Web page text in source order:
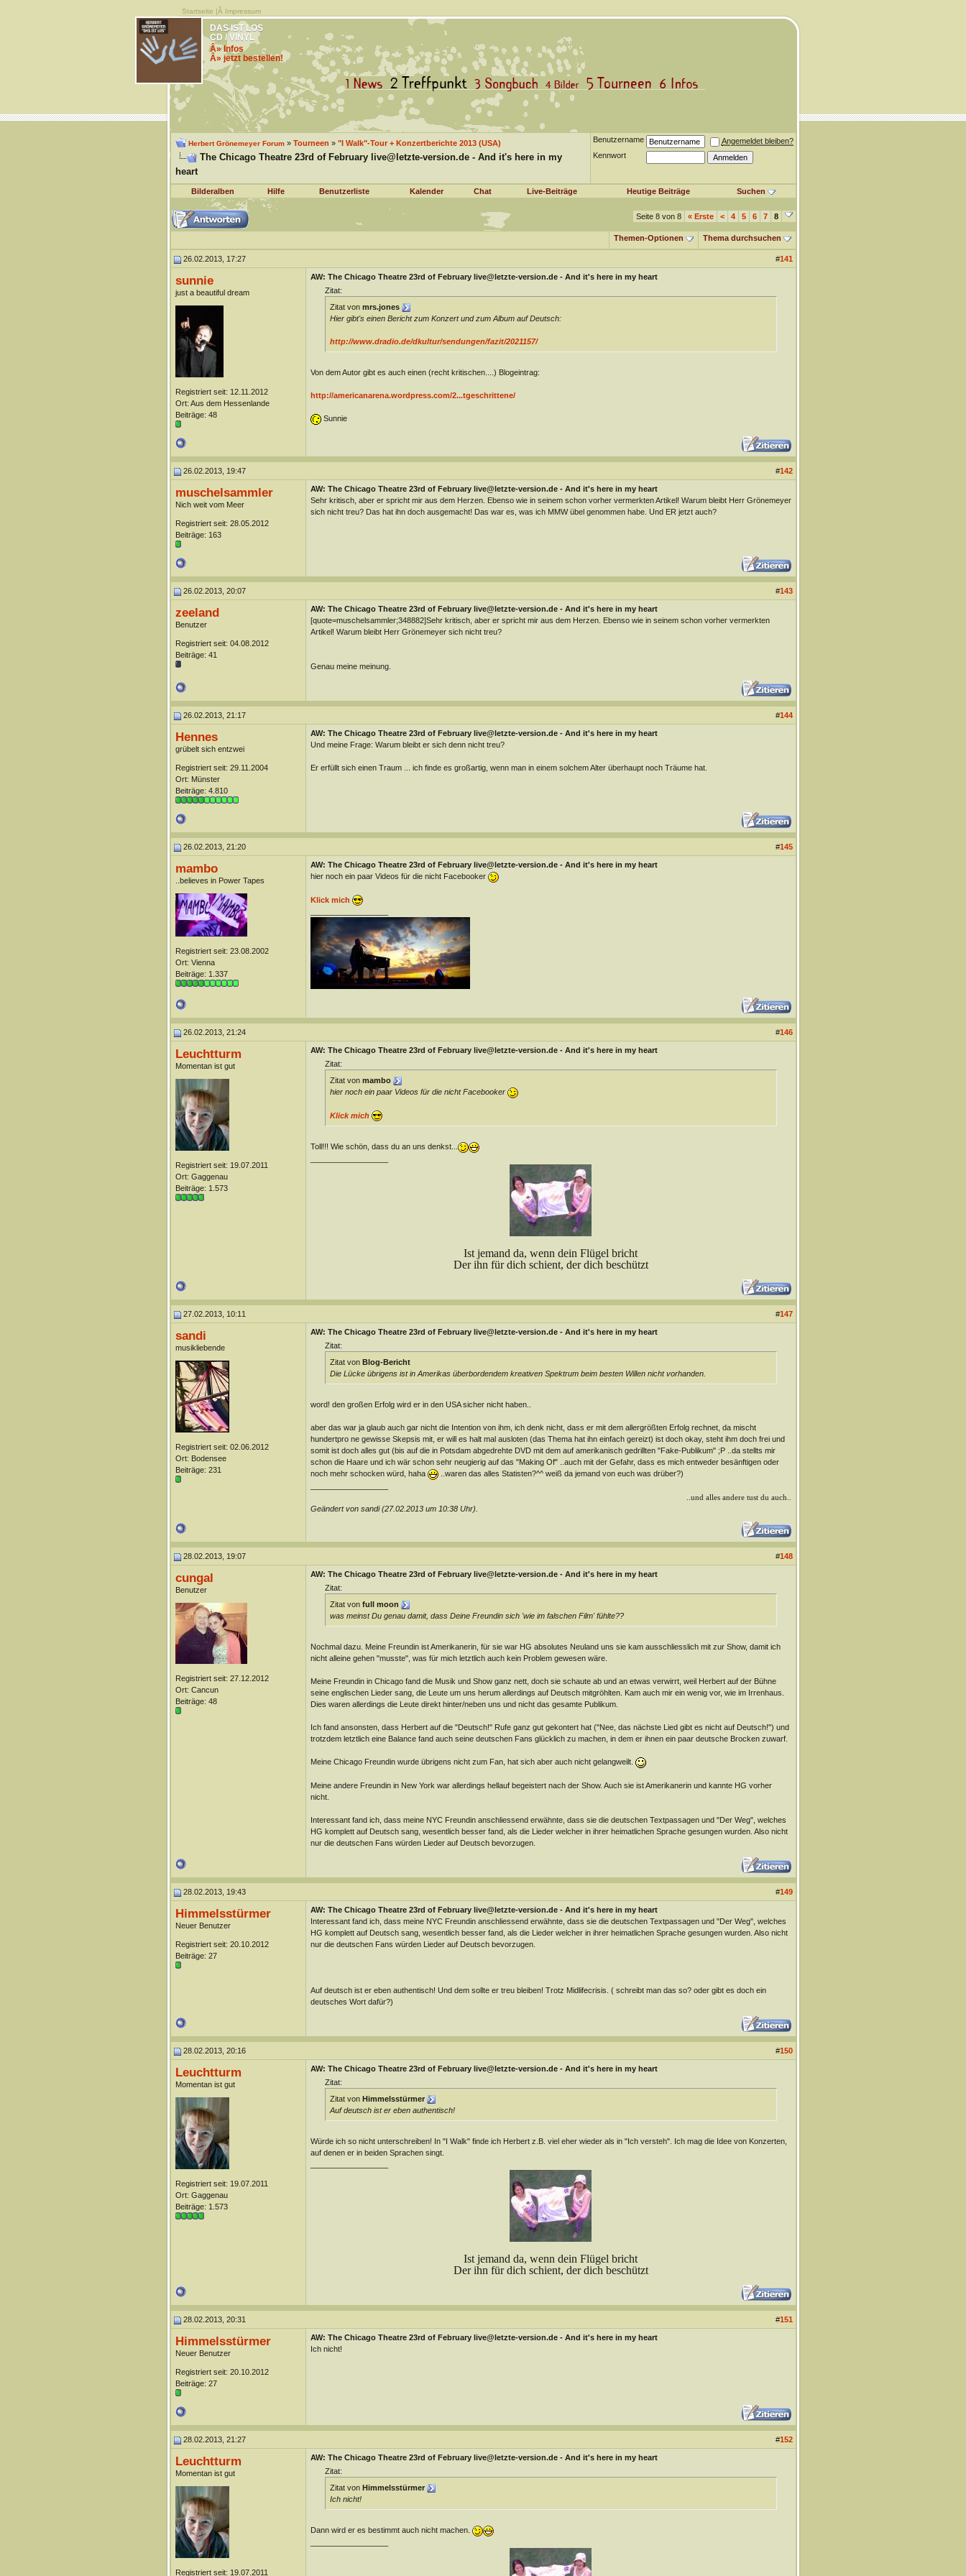
Startseite |Â Impressum
DAS IST LOS
CD / VINYL
Â» Infos
Â» jetzt bestellen!
Herbert Grönemeyer Forum» Tourneen » "I Walk"-Tour + Konzertberichte 2013 (USA)
The Chicago Theatre 23rd of February live@letzte-version.de - And it's here in my
heart
Benutzername
Angemeldet bleiben?
Kennwort
Bilderalben Hilfe Benutzerliste Kalender Chat Live-Beiträge Heutige Beiträge Suchen
Seite 8 von 8 «Erste < 4 5 6 7 8
Themen-Optionen Thema durchsuchen
26.02.2013, 17:27 #141
sunnie
just a beautiful dream
Registriert seit: 12.11.2012
Ort: Aus dem Hessenlande
Beiträge: 48
AW: The Chicago Theatre 23rd of February live@letzte-version.de - And it's here in my heart
Zitat:
Zitat von mrs.jones
Hier gibt's einen Bericht zum Konzert und zum Album auf Deutsch:
http://www.dradio.de/dkultur/sendungen/fazit/2021157/
Von dem Autor gibt es auch einen (recht kritischen....) Blogeintrag:
http://americanarena.wordpress.com/2...tgeschrittene/
Sunnie
26.02.2013, 19:47 #142
muschelsammler
Nich weit vom Meer
Registriert seit: 28.05.2012
Beiträge: 163
AW: The Chicago Theatre 23rd of February live@letzte-version.de - And it's here in my heart
Sehr kritisch, aber er spricht mir aus dem Herzen. Ebenso wie in seinem schon vorher vermerkten Artikel! Warum bleibt Herr Grönemeyer
sich nicht treu? Das hat ihn doch ausgemacht! Das war es, was ich MMW übel genommen habe. Und ER jetzt auch?
26.02.2013, 20:07 #143
zeeland
Benutzer
Registriert seit: 04.08.2012
Beiträge: 41
AW: The Chicago Theatre 23rd of February live@letzte-version.de - And it's here in my heart
[quote=muschelsammler;348882]Sehr kritisch, aber er spricht mir aus dem Herzen. Ebenso wie in seinem schon vorher vermerkten
Artikel! Warum bleibt Herr Grönemeyer sich nicht treu?
Genau meine meinung.
26.02.2013, 21:17 #144
Hennes
grübelt sich entzwei
Registriert seit: 29.11.2004
Ort: Münster
Beiträge: 4.810
AW: The Chicago Theatre 23rd of February live@letzte-version.de - And it's here in my heart
Und meine Frage: Warum bleibt er sich denn nicht treu?
Er erfüllt sich einen Traum ... ich finde es großartig, wenn man in einem solchem Alter überhaupt noch Träume hat.
26.02.2013, 21:20 #145
mambo
..believes in Power Tapes
Registriert seit: 23.08.2002
Ort: Vienna
Beiträge: 1.337
AW: The Chicago Theatre 23rd of February live@letzte-version.de - And it's here in my heart
hier noch ein paar Videos für die nicht Facebooker
Klick mich
26.02.2013, 21:24 #146
Leuchtturm
Momentan ist gut
Registriert seit: 19.07.2011
Ort: Gaggenau
Beiträge: 1.573
AW: The Chicago Theatre 23rd of February live@letzte-version.de - And it's here in my heart
Zitat:
Zitat von mambo
hier noch ein paar Videos für die nicht Facebooker
Klick mich
Toll!!! Wie schön, dass du an uns denkst...
Ist jemand da, wenn dein Flügel bricht
Der ihn für dich schient, der dich beschützt
27.02.2013, 10:11 #147
sandi
musikliebende
Registriert seit: 02.06.2012
Ort: Bodensee
Beiträge: 231
AW: The Chicago Theatre 23rd of February live@letzte-version.de - And it's here in my heart
Zitat:
Zitat von Blog-Bericht
Die Lücke übrigens ist in Amerikas überbordendem kreativen Spektrum beim besten Willen nicht vorhanden.
word! den großen Erfolg wird er in den USA sicher nicht haben..
aber das war ja glaub auch gar nicht die Intention von ihm, ich denk nicht, dass er mit dem allergrößten Erfolg rechnet, da mischt
hundertpro ne gewisse Skepsis mit, er will es halt mal ausloten (das Thema hat ihn einfach gereizt) ist doch okay, steht ihm doch frei und
somit ist doch alles gut (bis auf die in Potsdam abgedrehte DVD mit dem auf amerikanisch gedrillten "Fake-Publikum" ;P ..da stellts mir
schon die Haare und ich wär schon sehr neugierig auf das "Making Of" ..auch mit der Gefahr, dass es mich entweder besänftigen oder
noch mehr schocken würd, haha
..waren das alles Statisten?^^ weiß da jemand von euch was drüber?)
..und alles andere tust du auch..
Geändert von sandi (27.02.2013 um 10:38Uhr).
28.02.2013, 19:07 #148
cungal
Benutzer
Registriert seit: 27.12.2012
Ort: Cancun
Beiträge: 48
AW: The Chicago Theatre 23rd of February live@letzte-version.de - And it's here in my heart
Zitat:
Zitat von full moon
was meinst Du genau damit, dass Deine Freundin sich 'wie im falschen Film' fühlte??
Nochmal dazu. Meine Freundin ist Amerikanerin, für sie war HG absolutes Neuland uns sie kam ausschliesslich mit zur Show, damit ich
nicht alleine gehen "musste", was für mich letztlich auch kein Problem gewesen wäre.
Meine Freundin in Chicago fand die Musik und Show ganz nett, doch sie schaute ab und an etwas verwirrt, weil Herbert auf der Bühne
seine englischen Lieder sang, die Leute um uns herum allerdings auf Deutsch mitgröhlten. Kam auch mir ein wenig vor, wie im Irrenhaus.
Dies waren allerdings die Leute direkt hinter/neben uns und nicht das gesamte Publikum.
Ich fand ansonsten, dass Herbert auf die "Deutsch!" Rufe ganz gut gekontert hat ("Nee, das nächste Lied gibt es nicht auf Deutsch!") und
trotzdem letztlich eine Balance fand auch seine deutschen Fans glücklich zu machen, in dem er ihnen ein paar deutsche Brocken zuwarf.
Meine Chicago Freundin wurde übrigens nicht zum Fan, hat sich aber auch nicht gelangweilt.
Meine andere Freundin in New York war allerdings hellauf begeistert nach der Show. Auch sie ist Amerikanerin und kannte HG vorher
nicht.
Interessant fand ich, dass meine NYC Freundin anschliessend erwähnte, dass sie die deutschen Textpassagen und "Der Weg", welches
HG komplett auf Deutsch sang, wesentlich besser fand, als die Lieder welcher in ihrer heimatlichen Sprache gesungen wurden. Also nicht
nur die deutschen Fans würden Lieder auf Deutsch bevorzugen.
28.02.2013, 19:43 #149
Himmelsstürmer
Neuer Benutzer
Registriert seit: 20.10.2012
Beiträge: 27
AW: The Chicago Theatre 23rd of February live@letzte-version.de - And it's here in my heart
Interessant fand ich, dass meine NYC Freundin anschliessend erwähnte, dass sie die deutschen Textpassagen und "Der Weg", welches
HG komplett auf Deutsch sang, wesentlich besser fand, als die Lieder welcher in ihrer heimatlichen Sprache gesungen wurden. Also nicht
nur die deutschen Fans würden Lieder auf Deutsch bevorzugen.
Auf deutsch ist er eben authentisch! Und dem sollte er treu bleiben! Trotz Midlifecrisis. ( schreibt man das so? oder gibt es doch ein
deutsches Wort dafür?)
28.02.2013, 20:16 #150
Leuchtturm
Momentan ist gut
Registriert seit: 19.07.2011
Ort: Gaggenau
Beiträge: 1.573
AW: The Chicago Theatre 23rd of February live@letzte-version.de - And it's here in my heart
Zitat:
Zitat von Himmelsstürmer
Auf deutsch ist er eben authentisch!
Würde ich so nicht unterschreiben! In "I Walk" finde ich Herbert z.B. viel eher wieder als in "Ich versteh". Ich mag die Idee von Konzerten,
auf denen er in beiden Sprachen singt.
Ist jemand da, wenn dein Flügel bricht
Der ihn für dich schient, der dich beschützt
28.02.2013, 20:31 #151
Himmelsstürmer
Neuer Benutzer
Registriert seit: 20.10.2012
Beiträge: 27
AW: The Chicago Theatre 23rd of February live@letzte-version.de - And it's here in my heart
Ich nicht!
28.02.2013, 21:27 #152
Leuchtturm
Momentan ist gut
Registriert seit: 19.07.2011
AW: The Chicago Theatre 23rd of February live@letzte-version.de - And it's here in my heart
Zitat:
Zitat von Himmelsstürmer
Ich nicht!
Dann wird er es bestimmt auch nicht machen.